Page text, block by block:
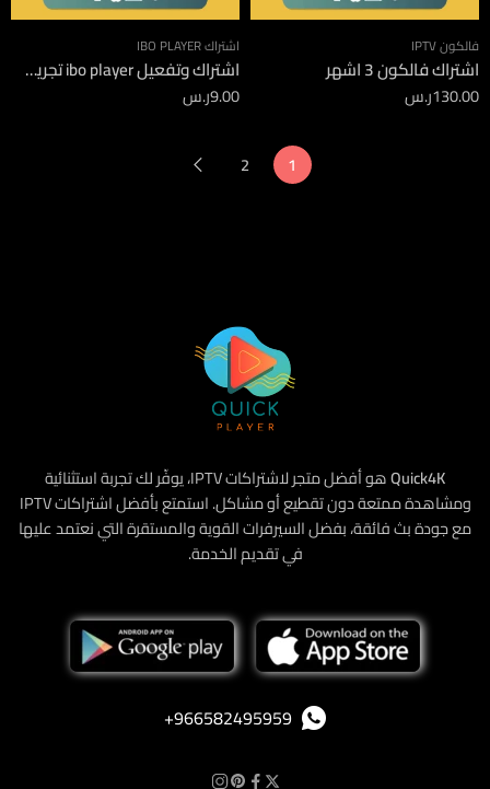
فالكون IPTV
اشتراك فالكون 3 اشهر
130.00ر.س
اشتراك IBO PLAYER
اشتراك وتفعيل ibo player تجريبي 24 ساعة
9.00ر.س
1
2
Quick4K
هو أفضل متجر لاشتراكات IPTV، يوفّر لك تجربة استثنائية
ومشاهدة ممتعة دون تقطيع أو مشاكل. استمتع بأفضل اشتراكات IPTV
مع جودة بث فائقة، بفضل السيرفرات القوية والمستقرة التي نعتمد عليها
في تقديم الخدمة.
‪+966582495959